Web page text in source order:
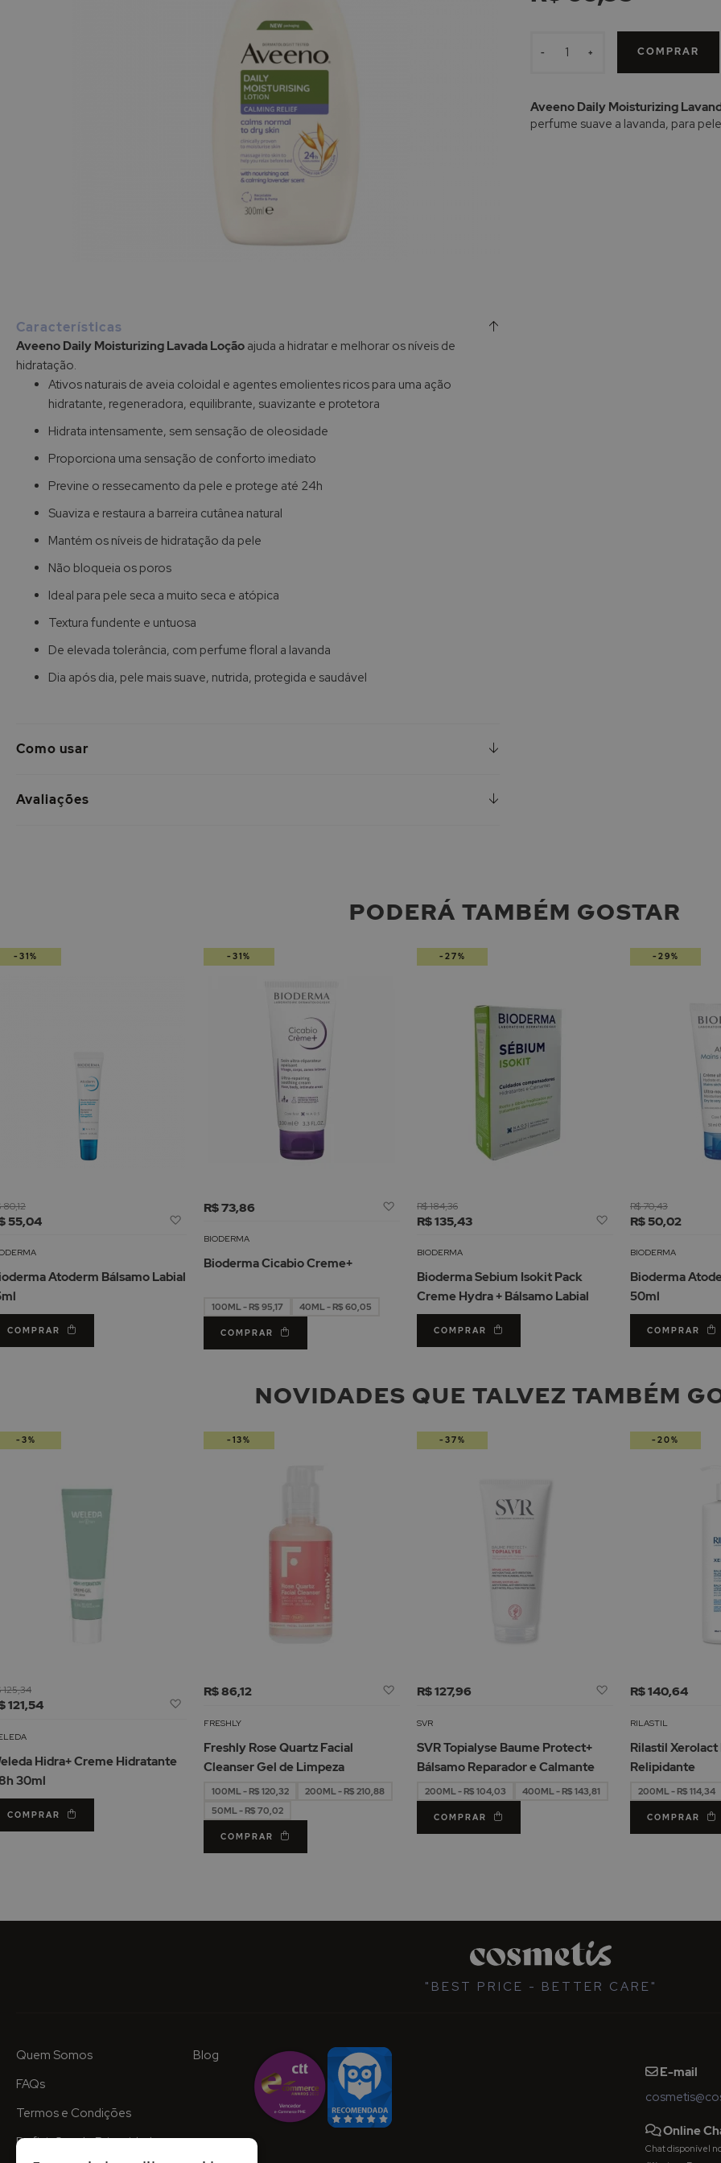
início
da
Galeria
de
imagens
- + COMPRAR
Aveeno Daily Moisturizing
perfume suave a lavanda, para
Características
Aveeno Daily Moisturizing Lavada Loção ajuda a hidratar e melhorar os níveis de
hidratação.
Ativos naturais de aveia coloidal e agentes emolientes ricos para uma ação
hidratante, regeneradora, equilibrante, suavizante e protetora
Hidrata intensamente, sem sensação de oleosidade
Proporciona uma sensação de conforto imediato
Previne o ressecamento da pele e protege até 24h
Suaviza e restaura a barreira cutânea natural
Mantém os níveis de hidratação da pele
Não bloqueia os poros
Ideal para pele seca a muito seca e atópica
Textura fundente e untuosa
De elevada tolerância, com perfume floral a lavanda
Dia após dia, pele mais suave, nutrida, protegida e saudável
Como usar
Avaliações
PODERÁ TAMBÉM GOSTAR
55,04
80,12
Atoderm Bálsamo Labial
COMPRAR
-31%
R$ 73,86
Adicionar
Desejos
BIODERMA
Bioderma Cicabio Creme+
100ML - R$ 95,17 40ML - R$ 60,05
COMPRAR
-31%
R$ 135,43
R$ 184,36
Adicionar
Lista
Desejos
BIODERMA
Bioderma Sebium Isokit Pack
Creme Hydra + Bálsamo Labial
COMPRAR
-27%
R$ 50,02
R$ 70,43
BIODERMA
Bioderma
50ml
COMPRAR
-29%
NOVIDADES QUE TALVEZ TAMBÉM
121,54
125,34
Desejos
Hidra+ Creme Hidratante
30ml
COMPRAR
-3%
R$ 86,12
Adicionar
Lista
Desejos
FRESHLY
Freshly Rose Quartz Facial
Cleanser Gel de Limpeza
100ML - R$ 120,32
200ML - R$ 210,88
50ML - R$ 70,02
COMPRAR
-13%
R$ 127,96
Adicionar
Lista
Desejos
SVR
SVR Topialyse Baume Protect+
Bálsamo Reparador e Calmante
200ML - R$ 104,03 400ML - R$ 143,81
COMPRAR
-37%
R$ 140,64
RILASTIL
Rilastil Xerolact
Relipidante
200ML - R$ 114,34
COMPRAR
-20%
"BEST PRICE - BETTER CARE"
Quem Somos
FAQs
Termos e Condições
Definições de Privacidade
Blog
E-mail
Online
Chat disponível